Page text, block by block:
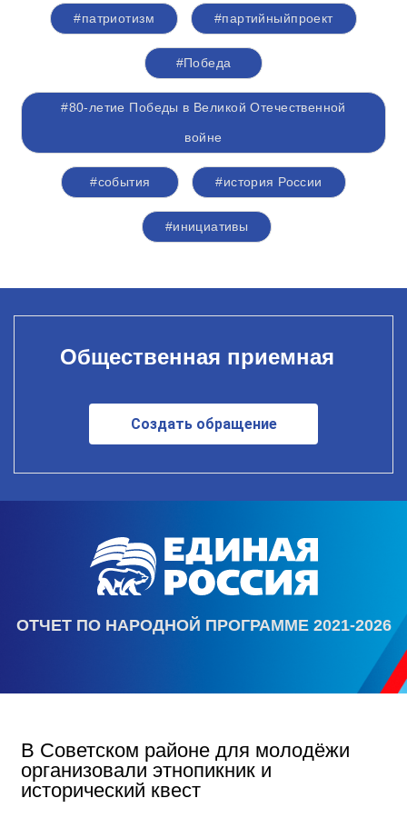
#патриотизм #партийныйпроект
#Победа
#80-летие Победы в Великой Отечественной
войне
#события #история России
#инициативы
Общественная приемная
Создать обращение
ОТЧЕТ ПО НАРОДНОЙ ПРОГРАММЕ 2021-2026
В Советском районе для молодёжи
организовали этнопикник и
исторический квест